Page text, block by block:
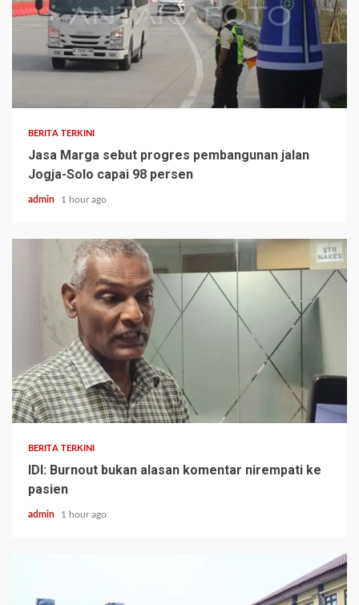
BERITA TERKINI
Jasa Marga sebut progres pembangunan jalan
Jogja-Solo capai 98 persen
admin 1 hour ago
BERITA TERKINI
IDI: Burnout bukan alasan komentar nirempati ke
pasien
admin 1 hour ago